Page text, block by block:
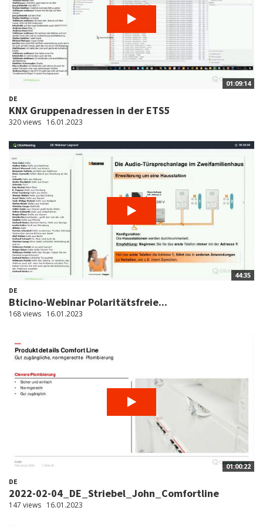
01:09:14
DE
KNX Gruppenadressen in der ETS5
320 views 16.01.2023
44:35
DE
Bticino-Webinar Polaritätsfreie...
168 views 16.01.2023
01:00:22
DE
2022-02-04_DE_Striebel_John_Comfortline
147 views 16.01.2023